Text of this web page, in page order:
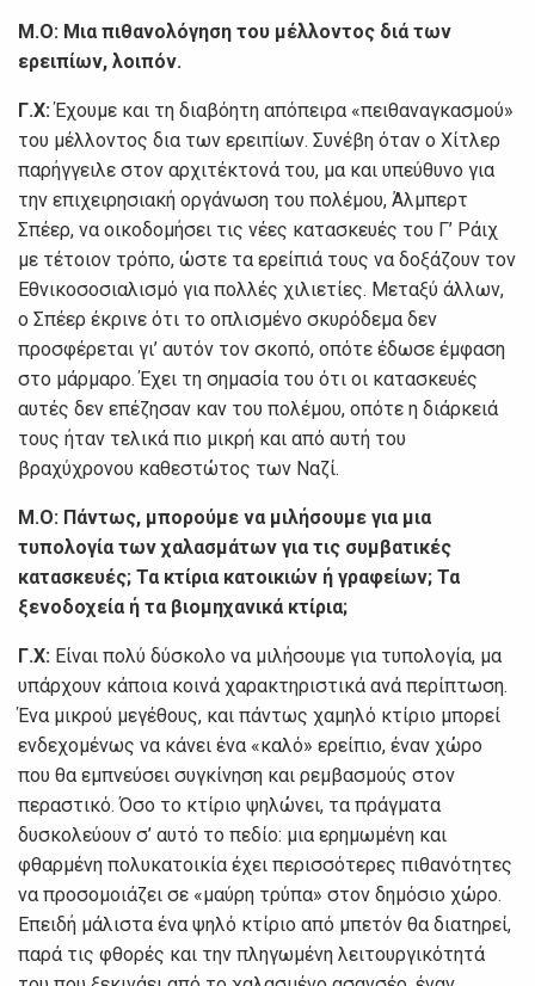
Μ.Ο: Μια πιθανολόγηση του μέλλοντος διά των
ερειπίων, λοιπόν.
Γ.Χ:Έχουμε και τη διαβόητη απόπειρα «πειθαναγκασμού»
του μέλλοντος δια των ερειπίων. Συνέβη όταν ο Χίτλερ
παρήγγειλε στον αρχιτέκτονά του, μα και υπεύθυνο για
την επιχειρησιακή οργάνωση του πολέμου, Άλμπερτ
Σπέερ, να οικοδομήσει τις νέες κατασκευές του Γ’ Ράιχ
με τέτοιον τρόπο, ώστε τα ερείπιά τους να δοξάζουν τον
Εθνικοσοσιαλισμό για πολλές χιλιετίες. Μεταξύ άλλων,
ο Σπέερ έκρινε ότι το οπλισμένο σκυρόδεμα δεν
προσφέρεται γι’ αυτόν τον σκοπό, οπότε έδωσε έμφαση
στο μάρμαρο. Έχει τη σημασία του ότι οι κατασκευές
αυτές δεν επέζησαν καν του πολέμου, οπότε η διάρκειά
τους ήταν τελικά πιο μικρή και από αυτή του
βραχύχρονου καθεστώτος των Ναζί.
Μ.Ο: Πάντως, μπορούμε να μιλήσουμε για μια
τυπολογία των χαλασμάτων για τις συμβατικές
κατασκευές; Τα κτίρια κατοικιών ή γραφείων; Τα
ξενοδοχεία ή τα βιομηχανικά κτίρια;
Γ.Χ: Είναι πολύ δύσκολο να μιλήσουμε για τυπολογία, μα
υπάρχουν κάποια κοινά χαρακτηριστικά ανά περίπτωση.
Ένα μικρού μεγέθους, και πάντως χαμηλό κτίριο μπορεί
ενδεχομένως να κάνει ένα «καλό» ερείπιο, έναν χώρο
που θα εμπνεύσει συγκίνηση και ρεμβασμούς στον
περαστικό. Όσο το κτίριο ψηλώνει, τα πράγματα
δυσκολεύουν σ’ αυτό το πεδίο: μια ερημωμένη και
φθαρμένη πολυκατοικία έχει περισσότερες πιθανότητες
να προσομοιάζει σε «μαύρη τρύπα» στον δημόσιο χώρο.
Επειδή μάλιστα ένα ψηλό κτίριο από μπετόν θα διατηρεί,
παρά τις φθορές και την πληγωμένη λειτουργικότητά